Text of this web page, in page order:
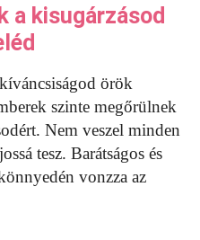
a kisugárzásod
örök
szinte megőrülnek
Nem veszel minden
tesz. Barátságos és
vonzza az